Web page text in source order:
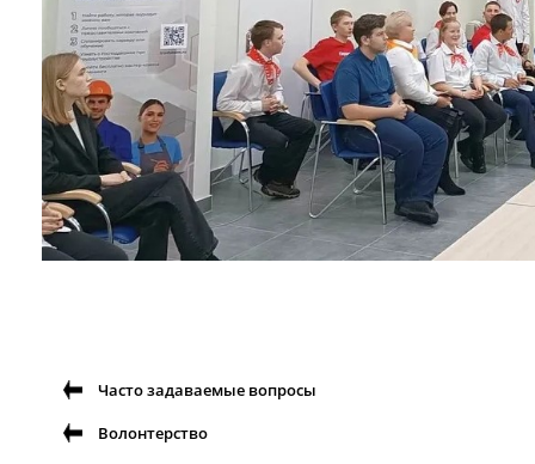
Часто задаваемые вопросы
Волонтерство